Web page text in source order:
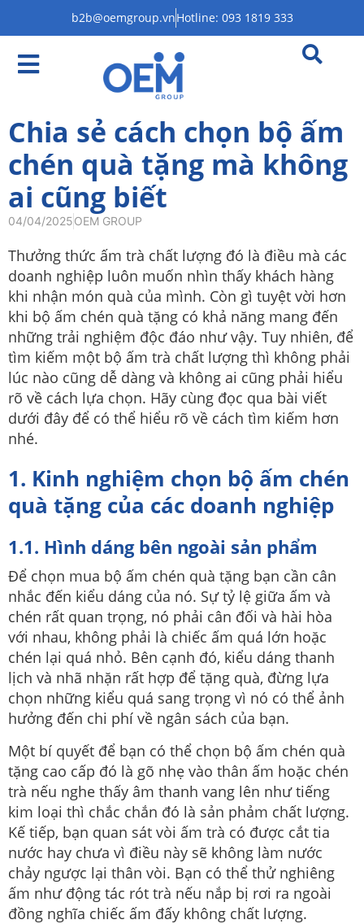
b2b@oemgroup.vnHotline: 093 1819 333
Chia sẻ cách chọn bộ ấm
chén quà tặng mà không
ai cũng biết
04/04/2025OEM GROUP
Thưởng thức ấm trà chất lượng đó là điều mà các
doanh nghiệp luôn muốn nhìn thấy khách hàng
khi nhận món quà của mình. Còn gì tuyệt vời hơn
khi bộ ấm chén quà tặng có khả năng mang đến
những trải nghiệm độc đáo như vậy. Tuy nhiên, để
tìm kiếm một bộ ấm trà chất lượng thì không phải
lúc nào cũng dễ dàng và không ai cũng phải hiểu
rõ về cách lựa chọn. Hãy cùng đọc qua bài viết
dưới đây để có thể hiểu rõ về cách tìm kiếm hơn
nhé.
1. Kinh nghiệm chọn bộ ấm chén
quà tặng của các doanh nghiệp
1.1. Hình dáng bên ngoài sản phẩm
Để chọn mua bộ ấm chén quà tặng bạn cần cân
nhắc đến kiểu dáng của nó. Sự tỷ lệ giữa ấm và
chén rất quan trọng, nó phải cân đối và hài hòa
với nhau, không phải là chiếc ấm quá lớn hoặc
chén lại quá nhỏ. Bên cạnh đó, kiểu dáng thanh
lịch và nhã nhặn rất hợp để tặng quà, đừng lựa
chọn những kiểu quá sang trọng vì nó có thể ảnh
hưởng đến chi phí về ngân sách của bạn.
Một bí quyết để bạn có thể chọn bộ ấm chén quà
tặng cao cấp đó là gõ nhẹ vào thân ấm hoặc chén
trà nếu nghe thấy âm thanh vang lên như tiếng
kim loại thì chắc chắn đó là sản phảm chất lượng.
Kế tiếp, bạn quan sát vòi ấm trà có được cắt tia
nước hay chưa vì điều này sẽ không làm nước
chảy ngược lại thân vòi. Bạn có thể thử nghiêng
ấm như động tác rót trà nếu nắp bị rơi ra ngoài
đồng nghĩa chiếc ấm đấy không chất lượng.